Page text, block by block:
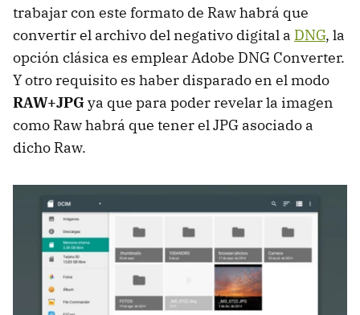
trabajar con este formato de Raw habrá que
convertir el archivo del negativo digital a DNG, la
opción clásica es emplear Adobe DNG Converter.
Y otro requisito es haber disparado en el modo
RAW+JPGya que para poder revelar la imagen
como Raw habrá que tener el JPG asociado a
dicho Raw.